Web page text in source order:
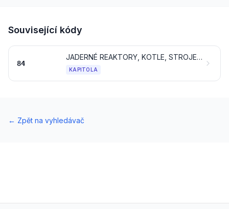
Související kódy
84
JADERNÉ REAKTORY, KOTLE, STROJE A MECHANICKÁ ZAŘÍZENÍ; JEJICH ČÁSTI A SOUČÁSTI
KAPITOLA
← Zpět na vyhledávač